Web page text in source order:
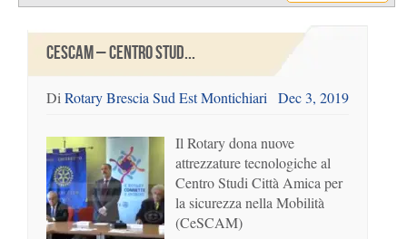
CESCAM – CENTRO STUD...
Di Rotary Brescia Sud Est Montichiari Dec 3, 2019
Il Rotary dona nuove
attrezzature tecnologiche al
Centro Studi Città Amica per
la sicurezza nella Mobilità
(CeSCAM)